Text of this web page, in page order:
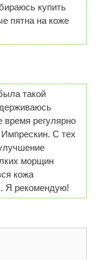
купить
пятна на коже
такой
время регулярно
С тех
морщин
кожа
Я рекомендую!